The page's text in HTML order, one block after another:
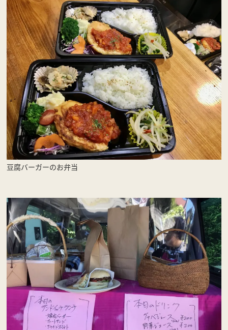
豆腐バーガーのお弁当